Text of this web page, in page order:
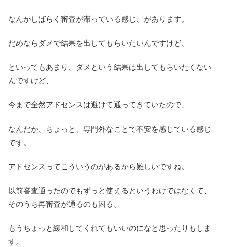
なんかしばらく審査が滞っている感じ、があります。
だめならダメで結果を出してもらいたいんですけど、
といってもあまり、ダメという結果は出してもらいたくない
んですけど、
今まで全然アドセンスは避けて通ってきていたので、
なんだか、ちょっと、専門外なことで不安を感じている感じ
です。
アドセンスってこういうのがあるから難しいですね。
以前審査通ったのでもずっと使えるというわけではなくて、
そのうち再審査が通るのも困る。
もうちょっと緩和してくれてもいいのになと思ったりもしま
す。